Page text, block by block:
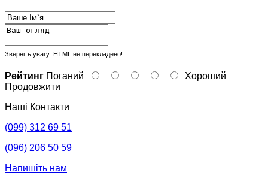
Зверніть увагу: HTML не перекладено!
Рейтинг Поганий
Хороший
Продовжити
Наші Контакти
(099) 312 69 51
(096) 206 50 59
Напишіть нам